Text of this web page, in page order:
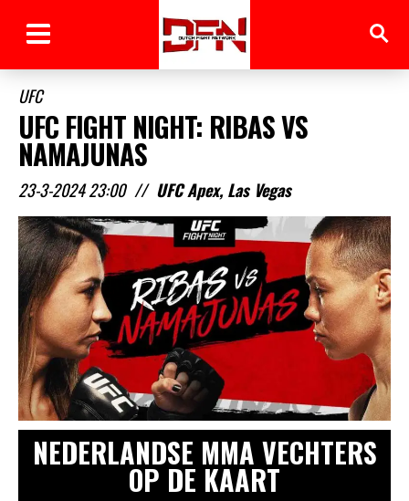
UFC
UFC FIGHT NIGHT: RIBAS VS
NAMAJUNAS
23-3-2024 23:00 // UFC Apex, Las Vegas
NEDERLANDSE MMA VECHTERS
OP DE KAART